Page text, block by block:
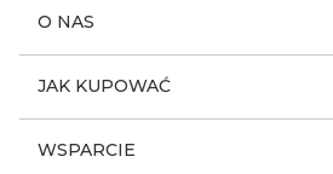
O NAS
Dlaczego FLK
JAK KUPOWAĆ
WSPARCIE